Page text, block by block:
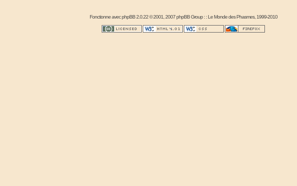
Fonctionne avecphpBB2.0.22 © 2001, 2007 phpBB Group : :Le Monde des Phasmes, 1999-2010